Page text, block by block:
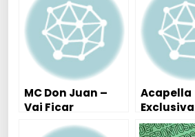
MC Don Juan –
Vai Ficar
Acapella
Jm –